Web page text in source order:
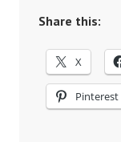
Share this:
X
Pinterest